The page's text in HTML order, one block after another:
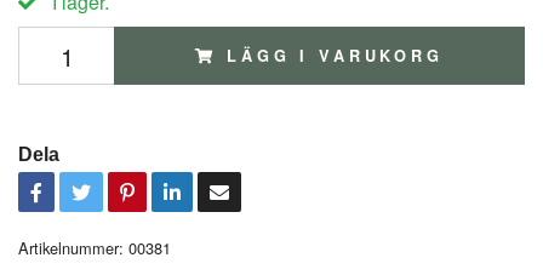
LÄGG I VARUKORG
Dela
Artikelnummer: 00381